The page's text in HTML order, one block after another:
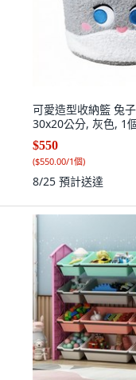
可愛造型收納籃 兔
30x20公分, 灰色, 1
$550
($550.00/1個)
8/25 預計送達